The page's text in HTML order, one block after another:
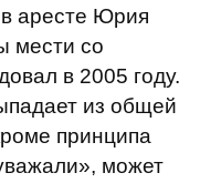
аресте Юрия
мести со
в 2005 году.
из общей
принципа
может